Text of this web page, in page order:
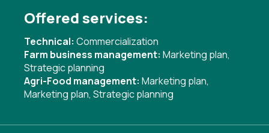
Offered services:
Technical: Commercialization
Farm business management: Marketing plan,
Strategic planning
Agri-Food management: Marketing plan,
Marketing plan, Strategic planning